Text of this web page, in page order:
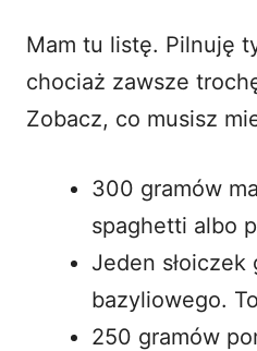
Mam tu listę. Pilnuję
chociaż zawsze
Zobacz, co musisz
300 gramów
spaghetti albo
Jeden
bazyliowego.
250 gramów